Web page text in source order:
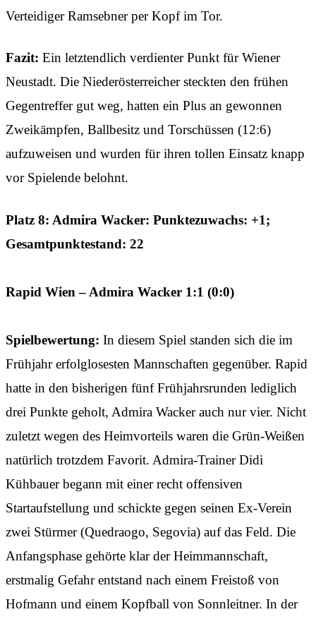
Verteidiger Ramsebner per Kopf im Tor.
Fazit: Ein letztendlich verdienter Punkt für Wiener
Neustadt. Die Niederösterreicher steckten den frühen
Gegentreffer gut weg, hatten ein Plus an gewonnen
Zweikämpfen, Ballbesitz und Torschüssen (12:6)
aufzuweisen und wurden für ihren tollen Einsatz knapp
vor Spielende belohnt.
Platz 8: Admira Wacker: Punktezuwachs: +1;
Gesamtpunktestand: 22
Rapid Wien – Admira Wacker 1:1 (0:0)
Spielbewertung: In diesem Spiel standen sich die im
Frühjahr erfolglosesten Mannschaften gegenüber. Rapid
hatte in den bisherigen fünf Frühjahrsrunden lediglich
drei Punkte geholt, Admira Wacker auch nur vier. Nicht
zuletzt wegen des Heimvorteils waren die Grün-Weißen
natürlich trotzdem Favorit. Admira-Trainer Didi
Kühbauer begann mit einer recht offensiven
Startaufstellung und schickte gegen seinen Ex-Verein
zwei Stürmer (Quedraogo, Segovia) auf das Feld. Die
Anfangsphase gehörte klar der Heimmannschaft,
erstmalig Gefahr entstand nach einem Freistoß von
Hofmann und einem Kopfball von Sonnleitner. In der